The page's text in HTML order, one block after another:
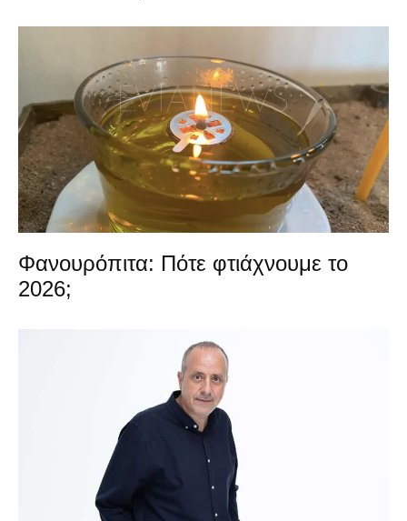
Φανουρόπιτα: Πότε φτιάχνουμε το
2026;